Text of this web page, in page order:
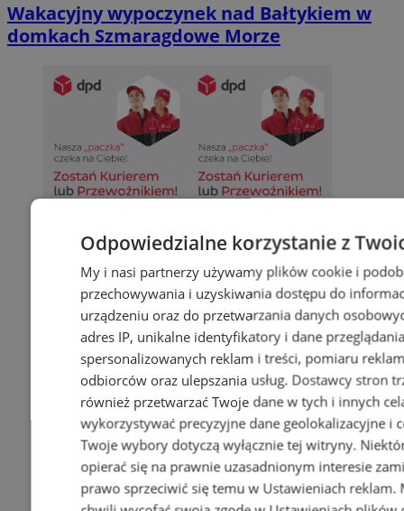
Wakacyjny wypoczynek nad Bałtykiem w
domkach Szmaragdowe Morze
Odpowiedzialne korzystanie z
My i nasi partnerzy używamy plików cookie i
przechowywania i uzyskiwania dostępu do
urządzeniu oraz do przetwarzania danych
adres IP, unikalne identyfikatory i dane
spersonalizowanych reklam i treści, pomiaru
odbiorców oraz ulepszania usług. Dostawcy stron
również przetwarzać Twoje dane w tych i innych
wykorzystywać precyzyjne dane geolokalizacyjne i
Twoje wybory dotyczą wyłącznie tej witryny.
opierać się na prawnie uzasadnionym interesie
prawo sprzeciwić się temu w Ustawieniach reklam.